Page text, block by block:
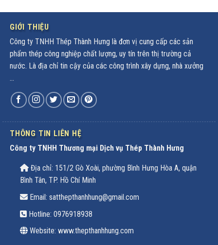
GIỚI THIỆU
Công ty TNHH Thép Thành Hưng là đơn vị cung cấp các sản
phẩm thép công nghiệp chất lượng, uy tín trên thị trường cả
nước. Là địa chỉ tin cậy của các công trình xây dựng, nhà xưởng
...
THÔNG TIN LIÊN HỆ
Công ty TNHH Thương mại Dịch vụ Thép Thành Hưng
Địa chỉ: 151/2 Gò Xoài, phường Bình Hưng Hòa A, quận
Bình Tân, TP. Hồ Chí Minh
Email: satthepthanhhung@gmail.com
Hotline: 0976918938
Website: www.thepthanhhung.com